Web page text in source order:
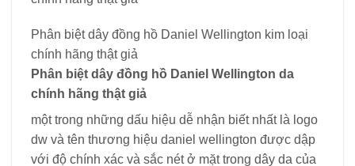
Phân biệt dây đồng hồ Daniel Wellington kim loại
chính hãng thật giả
Phân biệt dây đồng hồ Daniel Wellington da
chính hãng thật giả
một trong những dấu hiệu dễ nhận biết nhất là logo
dw và tên thương hiệu daniel wellington được dập
với độ chính xác và sắc nét ở mặt trong dây da của